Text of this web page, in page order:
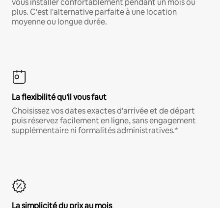
vous installer confortablement pendant un mois ou
plus. C'est l'alternative parfaite à une location
moyenne ou longue durée.
La flexibilité qu'il vous faut
Choisissez vos dates exactes d'arrivée et de départ
puis réservez facilement en ligne, sans engagement
supplémentaire ni formalités administratives.*
La simplicité du prix au mois